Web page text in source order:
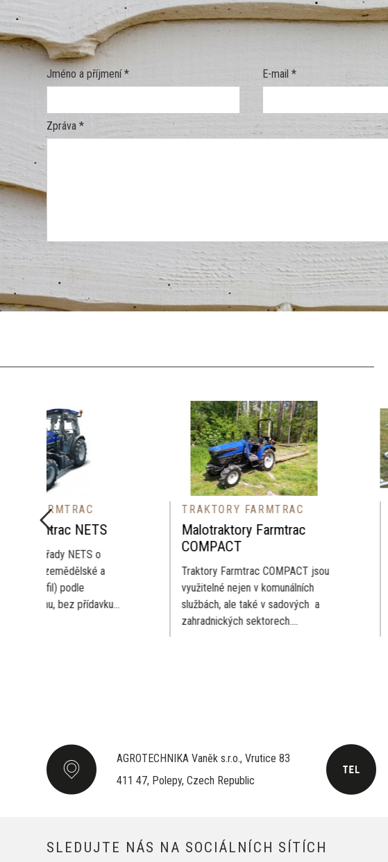
Jméno a příjmení * E-mail *
Zpráva *
TRAKTORY FARMTRAC
Malotraktory Farmtrac
COMPACT
Traktory Farmtrac COMPACT jsou
využitelné nejen v komunálních
službách, ale také v sadových a
zahradnických sektorech....
TRAKTORY
Nářadí na
Nářadí do
vhodné pro malé
Rotavátor Pluh Čelní
Luční...
AGROTECHNIKA Vaněk s.r.o., Vrutice 83
411 47, Polepy, Czech Republic
SLEDUJTE NÁS NA SOCIÁLNÍCH SÍTÍCH